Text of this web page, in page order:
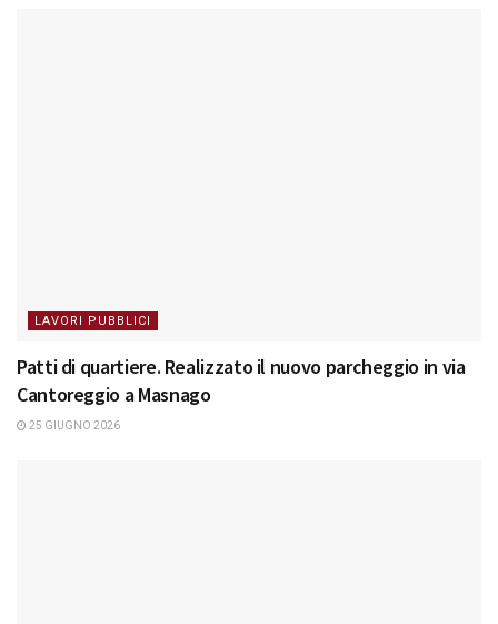
LAVORI PUBBLICI
Patti di quartiere. Realizzato il nuovo parcheggio in via
Cantoreggio a Masnago
25 GIUGNO 2026